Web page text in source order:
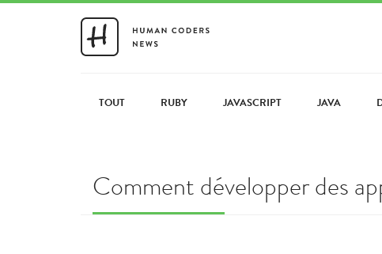
TOUT RUBY JAVASCRIPT JAVA
Comment développer des